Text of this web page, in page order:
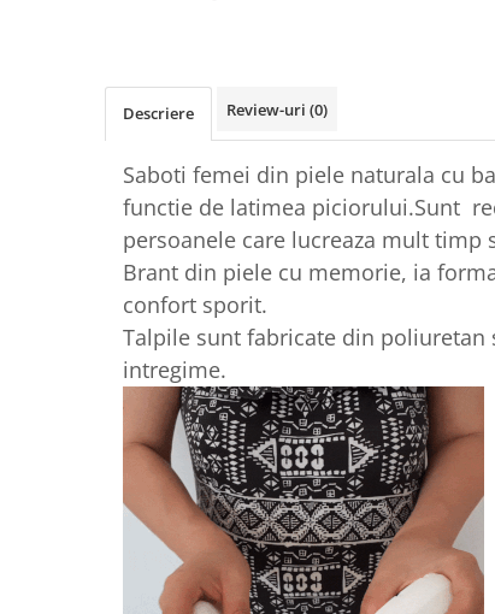
Descriere Review-uri (0)
Saboti femei din piele naturala cu
functie de latimea piciorului.Sunt
persoanele care lucreaza mult timp
Brant din piele cu memorie, ia
confort sporit.
Talpile sunt fabricate din poliuretan
intregime.